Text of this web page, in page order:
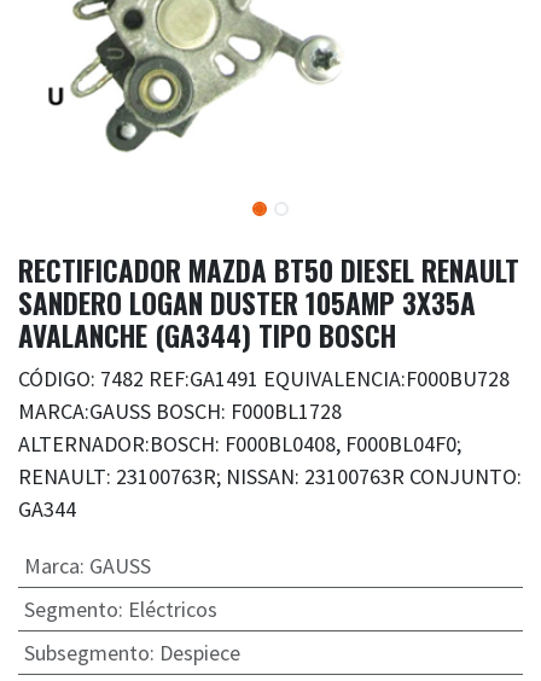
RECTIFICADOR MAZDA BT50 DIESEL RENAULT
SANDERO LOGAN DUSTER 105AMP 3X35A
AVALANCHE (GA344) TIPO BOSCH
CÓDIGO: 7482 REF:GA1491 EQUIVALENCIA:F000BU728
MARCA:GAUSS BOSCH: F000BL1728
ALTERNADOR:BOSCH: F000BL0408, F000BL04F0;
RENAULT: 23100763R; NISSAN: 23100763R CONJUNTO:
GA344
Marca: GAUSS
Segmento: Eléctricos
Subsegmento: Despiece